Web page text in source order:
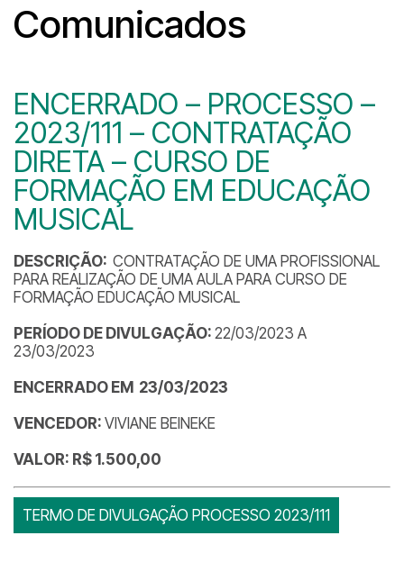
Comunicados
ENCERRADO – PROCESSO –
2023/111 – CONTRATAÇÃO
DIRETA – CURSO DE
FORMAÇÃO EM EDUCAÇÃO
MUSICAL
DESCRIÇÃO: CONTRATAÇÃO DE UMA PROFISSIONAL
PARA REALIZAÇÃO DE UMA AULA PARA CURSO DE
FORMAÇÃO EDUCAÇÃO MUSICAL
PERÍODO DE DIVULGAÇÃO: 22/03/2023 A
23/03/2023
ENCERRADO EM 23/03/2023
VENCEDOR: VIVIANE BEINEKE
VALOR: R$ 1.500,00
TERMO DE DIVULGAÇÃO PROCESSO 2023/111